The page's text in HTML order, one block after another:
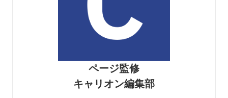
ページ監修
キャリオン編集部